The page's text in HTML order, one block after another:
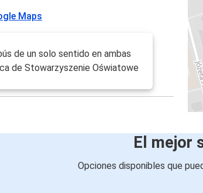
Maps
de un solo sentido en ambas
de Stowarzyszenie Oświatowe
El mejor
Opciones disponibles que